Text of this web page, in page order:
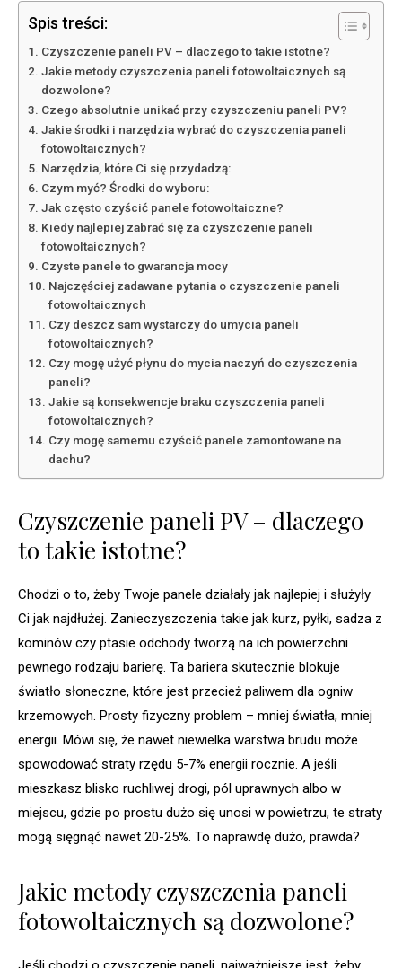
Spis treści:
Czyszczenie paneli PV – dlaczego to takie istotne?
Jakie metody czyszczenia paneli fotowoltaicznych są
dozwolone?
Czego absolutnie unikać przy czyszczeniu paneli PV?
Jakie środki i narzędzia wybrać do czyszczenia paneli
fotowoltaicznych?
Narzędzia, które Ci się przydadzą:
Czym myć? Środki do wyboru:
Jak często czyścić panele fotowoltaiczne?
Kiedy najlepiej zabrać się za czyszczenie paneli
fotowoltaicznych?
Czyste panele to gwarancja mocy
Najczęściej zadawane pytania o czyszczenie paneli
fotowoltaicznych
Czy deszcz sam wystarczy do umycia paneli
fotowoltaicznych?
Czy mogę użyć płynu do mycia naczyń do czyszczenia
paneli?
Jakie są konsekwencje braku czyszczenia paneli
fotowoltaicznych?
Czy mogę samemu czyścić panele zamontowane na
dachu?
Czyszczenie paneli PV – dlaczego
to takie istotne?
Chodzi o to, żeby Twoje panele działały jak najlepiej i służyły
Ci jak najdłużej. Zanieczyszczenia takie jak kurz, pyłki, sadza z
kominów czy ptasie odchody tworzą na ich powierzchni
pewnego rodzaju barierę. Ta bariera skutecznie blokuje
światło słoneczne, które jest przecież paliwem dla ogniw
krzemowych. Prosty fizyczny problem – mniej światła, mniej
energii. Mówi się, że nawet niewielka warstwa brudu może
spowodować straty rzędu 5-7% energii rocznie. A jeśli
mieszkasz blisko ruchliwej drogi, pól uprawnych albo w
miejscu, gdzie po prostu dużo się unosi w powietrzu, te straty
mogą sięgnąć nawet 20-25%. To naprawdę dużo, prawda?
Jakie metody czyszczenia paneli
fotowoltaicznych są dozwolone?